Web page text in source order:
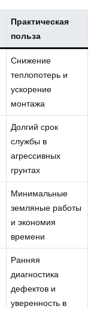
Практическая
польза
Снижение
теплопотерь и
ускорение
монтажа
Долгий срок
службы в
агрессивных
грунтах
Минимальные
земляные работы
и экономия
времени
Ранняя
диагностика
дефектов и
уверенность в